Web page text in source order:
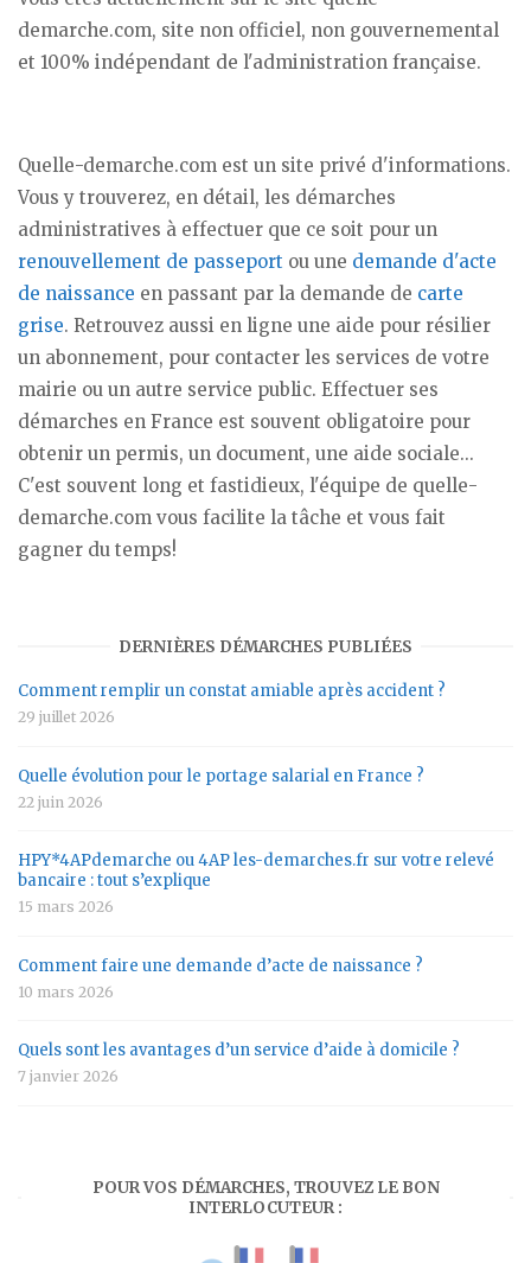
demarche.com, site non officiel, non gouvernemental
et 100% indépendant de l'administration française.
Quelle-demarche.com est un site privé d'informations.
Vous y trouverez, en détail, les démarches
administratives à effectuer que ce soit pour un
renouvellement de passeport ou une demande d'acte
de naissance en passant par la demande de carte
grise. Retrouvez aussi en ligne une aide pour résilier
un abonnement, pour contacter les services de votre
mairie ou un autre service public. Effectuer ses
démarches en France est souvent obligatoire pour
obtenir un permis, un document, une aide sociale...
C'est souvent long et fastidieux, l'équipe de quelle-
demarche.com vous facilite la tâche et vous fait
gagner du temps!
DERNIÈRES DÉMARCHES PUBLIÉES
Comment remplir un constat amiable après accident ?
29 juillet 2026
Quelle évolution pour le portage salarial en France ?
22 juin 2026
HPY*4APdemarche ou 4AP les-demarches.fr sur votre relevé
bancaire : tout s’explique
15 mars 2026
Comment faire une demande d’acte de naissance ?
10 mars 2026
Quels sont les avantages d’un service d’aide à domicile ?
7 janvier 2026
POUR VOS DÉMARCHES, TROUVEZ LE BON
INTERLOCUTEUR :